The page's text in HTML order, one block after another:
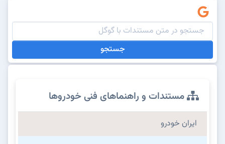
جستجو
مستندات و راهنماهای فنی خودروها
ایران خودرو